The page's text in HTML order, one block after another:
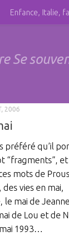
Enfance, Italie,
Se
2006
préféré qu’il
“fragments”,
mots de
vies en mai,
le mai de
de Lou et de
1993…